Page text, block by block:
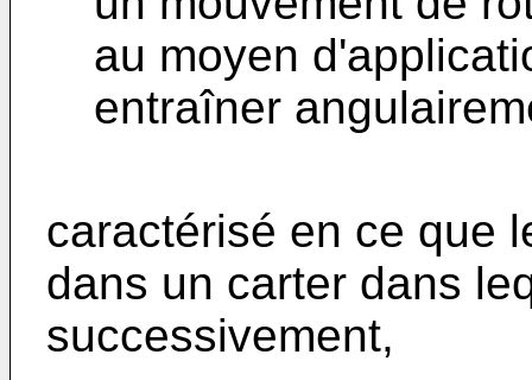
au moyen
entraîner
caractérisé en ce que
dans un carter dans
successivement,